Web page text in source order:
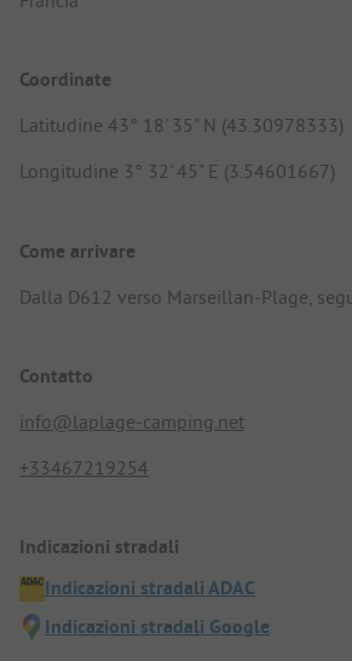
Coordinate
Latitudine 43° 18' 35" N (43.30978333)
Longitudine 3° 32' 45" E (3.54601667)
Come arrivare
Dalla D612 verso Marseillan-Plage,
Contatto
info@laplage-camping.net
+33467219254
Indicazioni stradali
Indicazioni stradali ADAC
Indicazioni stradali Google